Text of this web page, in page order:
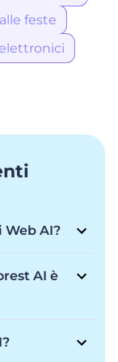
feste
AI?
realtà con
sia un
AI è
sito Web
disponibili